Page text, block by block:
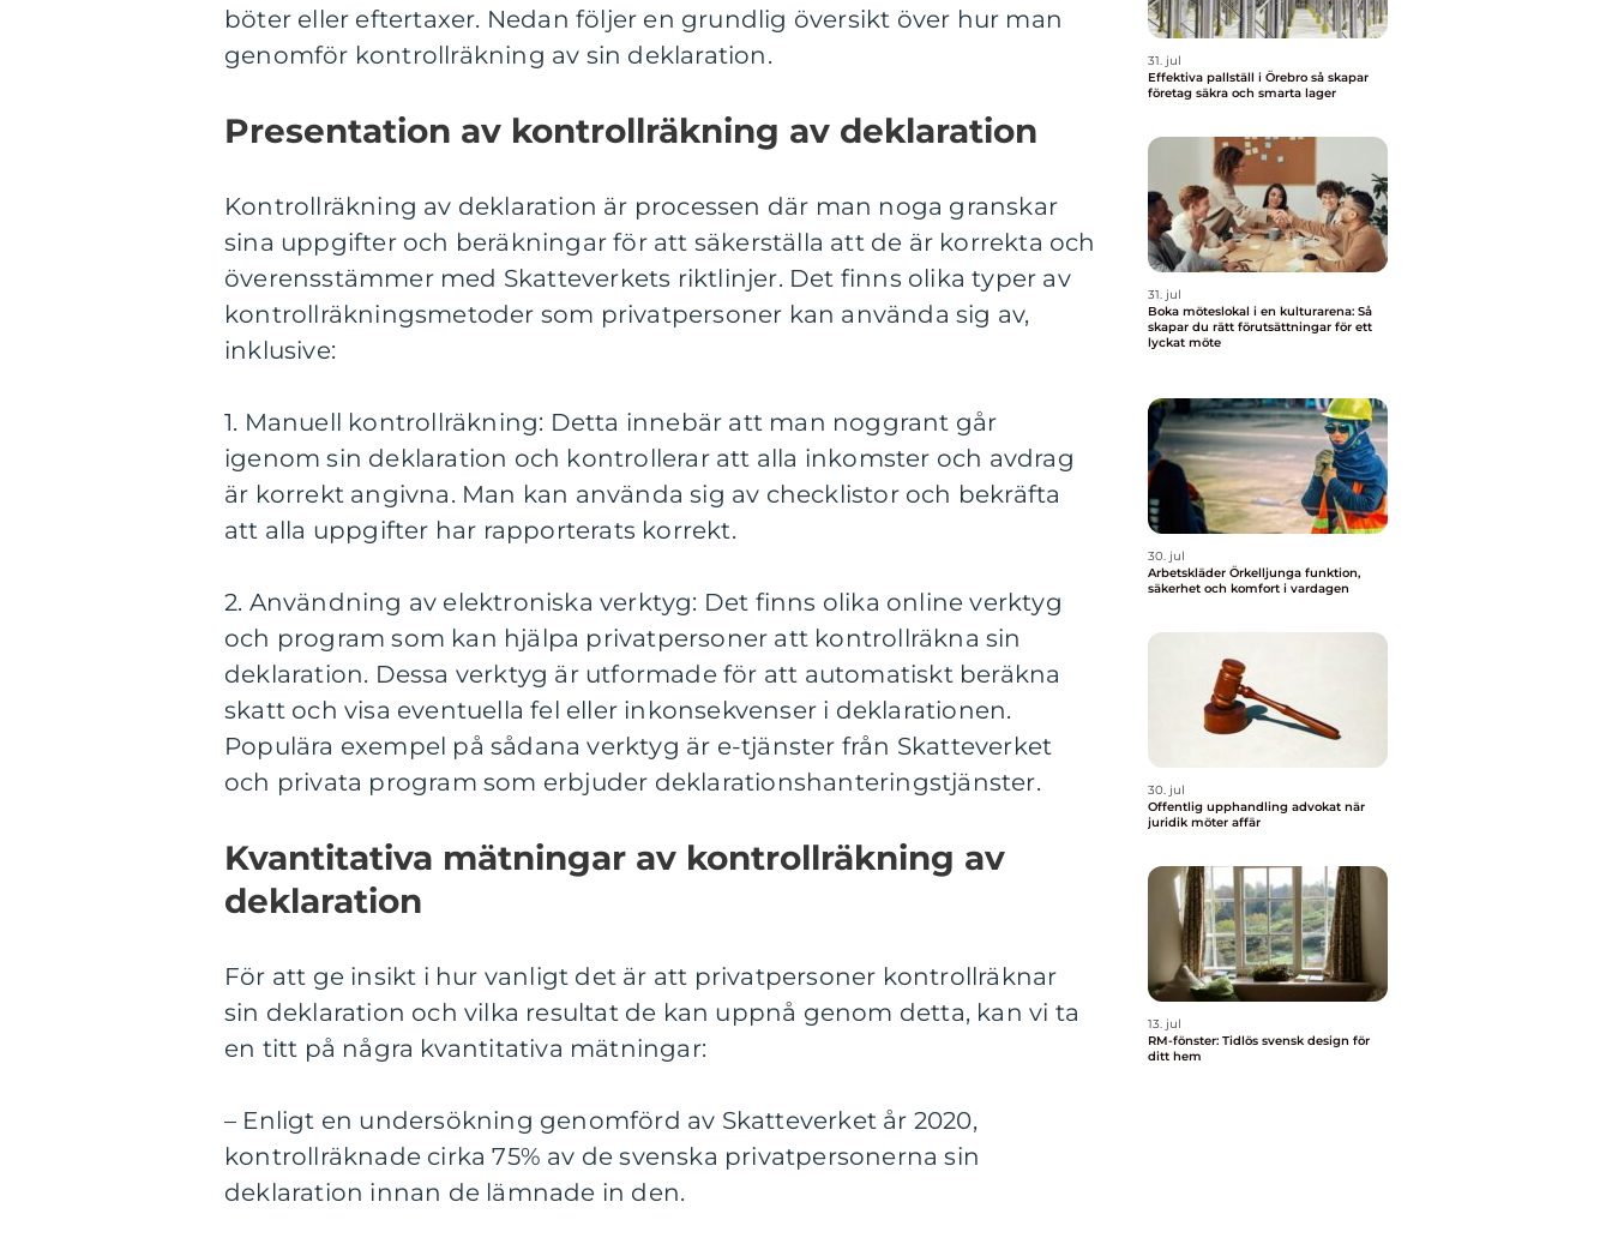
böter eller eftertaxer. Nedan följer en grundlig översikt över hur man
genomför kontrollräkning av sin deklaration.
Presentation av kontrollräkning av deklaration
Kontrollräkning av deklaration är processen där man noga granskar
sina uppgifter och beräkningar för att säkerställa att de är korrekta och
överensstämmer med Skatteverkets riktlinjer. Det finns olika typer av
kontrollräkningsmetoder som privatpersoner kan använda sig av,
inklusive:
1. Manuell kontrollräkning: Detta innebär att man noggrant går
igenom sin deklaration och kontrollerar att alla inkomster och avdrag
är korrekt angivna. Man kan använda sig av checklistor och bekräfta
att alla uppgifter har rapporterats korrekt.
2. Användning av elektroniska verktyg: Det finns olika online verktyg
och program som kan hjälpa privatpersoner att kontrollräkna sin
deklaration. Dessa verktyg är utformade för att automatiskt beräkna
skatt och visa eventuella fel eller inkonsekvenser i deklarationen.
Populära exempel på sådana verktyg är e-tjänster från Skatteverket
och privata program som erbjuder deklarationshanteringstjänster.
Kvantitativa mätningar av kontrollräkning av
deklaration
För att ge insikt i hur vanligt det är att privatpersoner kontrollräknar
sin deklaration och vilka resultat de kan uppnå genom detta, kan vi ta
en titt på några kvantitativa mätningar:
– Enligt en undersökning genomförd av Skatteverket år 2020,
kontrollräknade cirka 75% av de svenska privatpersonerna sin
deklaration innan de lämnade in den.
31. jul
Effektiva pallställ i Örebro så skapar
företag säkra och smarta lager
31. jul
Boka möteslokal i en kulturarena: Så
skapar du rätt förutsättningar för ett
lyckat möte
30. jul
Arbetskläder Örkelljunga funktion,
säkerhet och komfort i vardagen
30. jul
Offentlig upphandling advokat när
juridik möter affär
13. jul
RM-fönster: Tidlös svensk design för
ditt hem